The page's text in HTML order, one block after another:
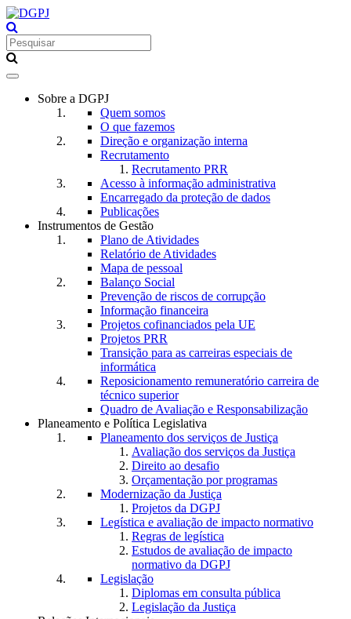
Toggle
navigationSobre a DGPJ
Quem somos
O que fazemos
Direção e organização interna
Recrutamento
Recrutamento PRR
Acesso à informação administrativa
Encarregado da proteção de dados
Publicações
Instrumentos de Gestão
Plano de Atividades
Relatório de Atividades
Mapa de pessoal
Balanço Social
Prevenção de riscos de corrupção
Informação financeira
Projetos cofinanciados pela UE
Projetos PRR
Transição para as carreiras especiais de
informática
Reposicionamento remuneratório carreira de
técnico superior
Quadro de Avaliação e Responsabilização
Planeamento e Política Legislativa
Planeamento dos serviços de Justiça
Avaliação dos serviços da Justiça
Direito ao desafio
Orçamentação por programas
Modernização da Justiça
Projetos da DGPJ
Legística e avaliação de impacto normativo
Regras de legística
Estudos de avaliação de impacto
normativo da DGPJ
Legislação
Diplomas em consulta pública
Legislação da Justiça